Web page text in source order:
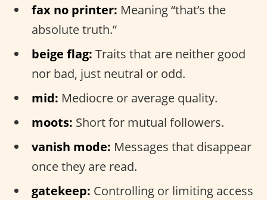
fax no printer: Meaning “that’s the
absolute truth.”
beige flag: Traits that are neither good
nor bad, just neutral or odd.
mid: Mediocre or average quality.
moots: Short for mutual followers.
vanish mode: Messages that disappear
once they are read.
gatekeep: Controlling or limiting access